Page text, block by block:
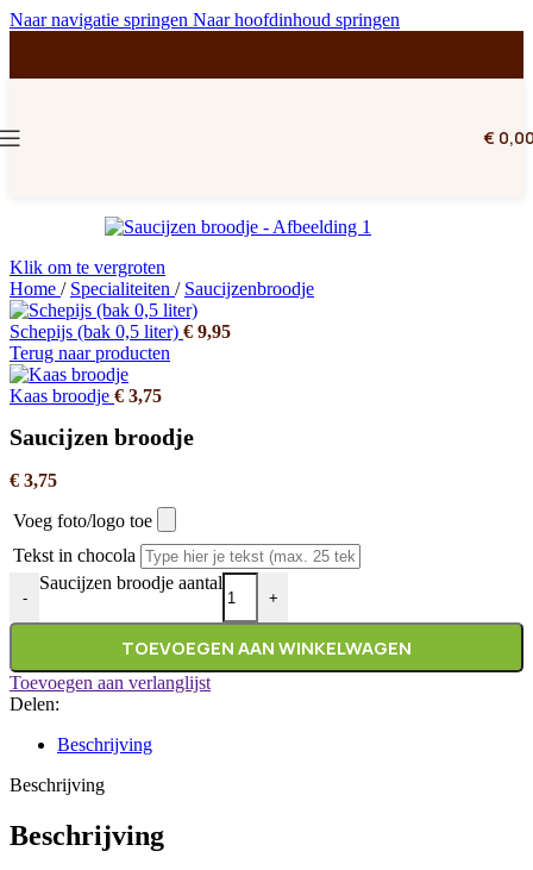
Naar navigatie springen Naar hoofdinhoud springen
€
Klik om te vergroten
Home / Specialiteiten / Saucijzenbroodje
Schepijs (bak 0,5 liter) € 9,95
Terug naar producten
Kaas broodje € 3,75
Saucijzen broodje
€ 3,75
Voeg foto/logo toe
Tekst in chocola
-
Saucijzen broodje aantal
+
TOEVOEGEN AAN WINKELWAGEN
Toevoegen aan verlanglijst
Delen:
Beschrijving
Beschrijving
Beschrijving